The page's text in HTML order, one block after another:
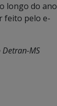
longo do ano
feito pelo e-
MS